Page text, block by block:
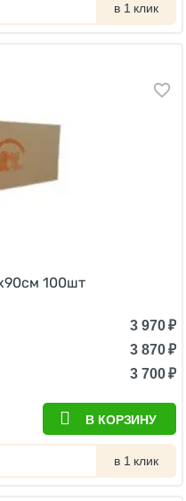
в 1 клик
100шт
3 970₽
3 870₽
3 700₽
В КОРЗИНУ
в 1 клик